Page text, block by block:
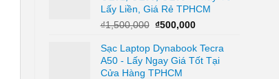
₫350,000.
Lấy Liền, Giá Rẻ TPHCM
₫1,500,000 Giá
là:
₫1,500,000.
₫500,000Giá
tại
là:
Sạc Laptop Dynabook Tecra
A50 - Lấy Ngay Giá Tốt Tại
Cửa Hàng TPHCM